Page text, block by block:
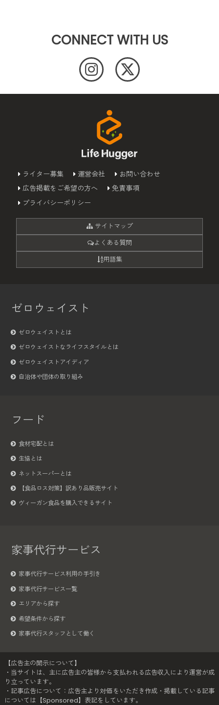
CONNECT WITH US
ライター募集 運営会社
お問い合わせ
広告掲載をご希望の方へ
免責事項
プライバシーポリシー
サイトマップ
よくある質問
用語集
ゼロウェイスト
ゼロウェイストとは
ゼロウェイストなライフスタイルとは
ゼロウェイストアイディア
自治体や団体の取り組み
フード
食材宅配とは
生協とは
ネットスーパーとは
【食品ロス対策】訳あり品販売サイト
ヴィーガン食品を購入できるサイト
家事代行サービス
家事代行サービス利用の手引き
家事代行サービス一覧
エリアから探す
希望条件から探す
家事代行スタッフとして働く
【広告主の開示について】
・当サイトは、主に広告主の皆様から支払われる広告収入により運営が成
り立っています。
・記事広告について：広告主より対価をいただき作成・掲載している記事
については【Sponsored】表記をしています。